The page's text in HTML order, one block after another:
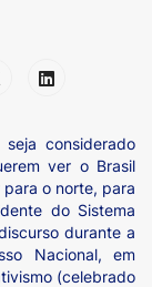
considerado
ver o Brasil
o norte, para
do Sistema
durante a
Nacional, em
(celebrado